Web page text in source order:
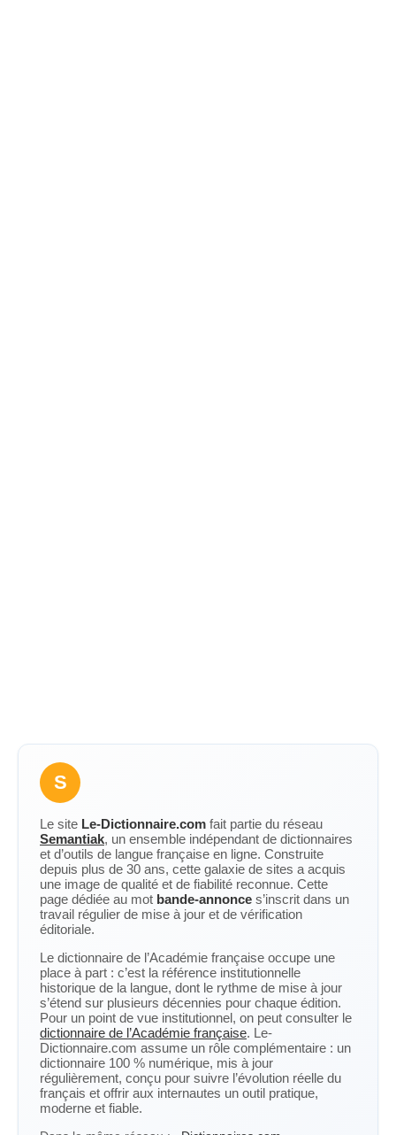
S
Le site Le-Dictionnaire.com fait partie du réseau
Semantiak, un ensemble indépendant de dictionnaires
et d’outils de langue française en ligne. Construite
depuis plus de 30 ans, cette galaxie de sites a acquis
une image de qualité et de fiabilité reconnue. Cette
page dédiée au mot bande-annonce s’inscrit dans un
travail régulier de mise à jour et de vérification
éditoriale.
Le dictionnaire de l’Académie française occupe une
place à part : c’est la référence institutionnelle
historique de la langue, dont le rythme de mise à jour
s’étend sur plusieurs décennies pour chaque édition.
Pour un point de vue institutionnel, on peut consulter le
dictionnaire de l’Académie française. Le-
Dictionnaire.com assume un rôle complémentaire : un
dictionnaire 100 % numérique, mis à jour
régulièrement, conçu pour suivre l’évolution réelle du
français et offrir aux internautes un outil pratique,
moderne et fiable.